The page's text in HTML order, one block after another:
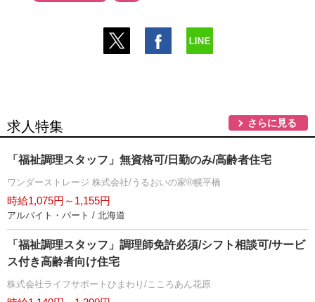
求人特集 さらに見る
「福祉調理スタッフ」無資格可/日勤のみ/高齢者住宅
ワンダーストレージ 株式会社/うるおいの家®幌平橋
時給1,075円～1,155円
アルバイト・パート / 北海道
「福祉調理スタッフ」調理師免許必須/シフト相談可/サービ
ス付き高齢者向け住宅
株式会社ライフサポートひまわり/こころあん花原